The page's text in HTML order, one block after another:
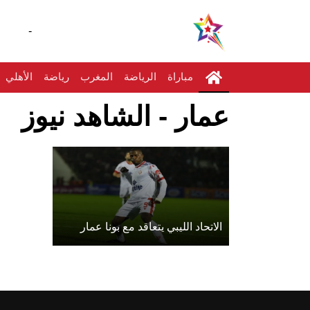
-
مباراة الرياضة المغرب رياضة الأهلي
عمار - الشاهد نيوز
الاتحاد الليبي يتعاقد مع بونا عمار